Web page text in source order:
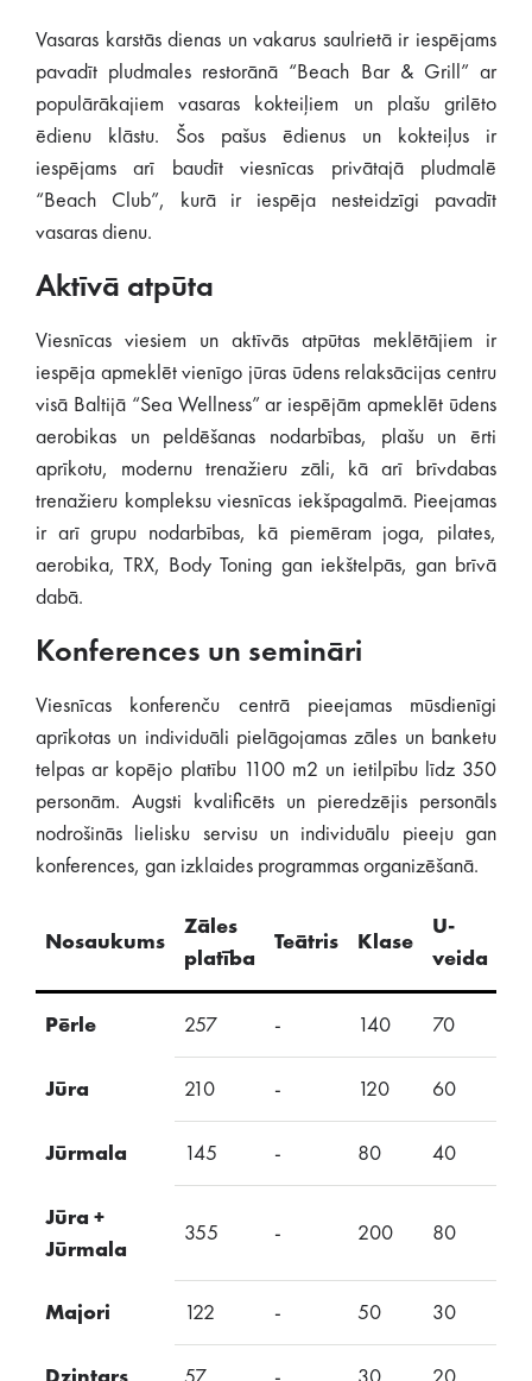
Vasaras karstās dienas un vakarus saulrietā ir iespējams
pavadīt pludmales restorānā “Beach Bar & Grill” ar
populārākajiem vasaras kokteiļiem un plašu grilēto
ēdienu klāstu. Šos pašus ēdienus un kokteiļus ir
iespējams arī baudīt viesnīcas privātajā pludmalē
“Beach Club”, kurā ir iespēja nesteidzīgi pavadīt
vasaras dienu.
Aktīvā atpūta
Viesnīcas viesiem un aktīvās atpūtas meklētājiem ir
iespēja apmeklēt vienīgo jūras ūdens relaksācijas centru
visā Baltijā “Sea Wellness” ar iespējām apmeklēt ūdens
aerobikas un peldēšanas nodarbības, plašu un ērti
aprīkotu, modernu trenažieru zāli, kā arī brīvdabas
trenažieru kompleksu viesnīcas iekšpagalmā. Pieejamas
ir arī grupu nodarbības, kā piemēram joga, pilates,
aerobika, TRX, Body Toning gan iekštelpās, gan brīvā
dabā.
Konferences un semināri
Viesnīcas konferenču centrā pieejamas mūsdienīgi
aprīkotas un individuāli pielāgojamas zāles un banketu
telpas ar kopējo platību 1100 m2 un ietilpību līdz 350
personām. Augsti kvalificēts un pieredzējis personāls
nodrošinās lielisku servisu un individuālu pieeju gan
konferences, gan izklaides programmas organizēšanā.
Nosaukums
Zāles
platība
Teātris Klase
U-
veida
Pērle 257 - 140 70
Jūra 210 - 120 60
Jūrmala 145 - 80 40
Jūra +
Jūrmala
355 - 200 80
Majori 122 - 50 30